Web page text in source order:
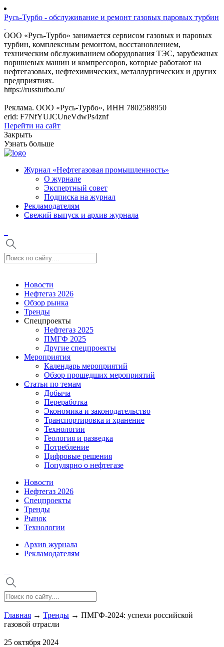
Русь-Турбо - обслуживание и ремонт газовых паровых турбин
ООО «Русь-Турбо» занимается сервисом газовых и паровых
турбин, комплексным ремонтом, восстановлением,
техническим обслуживанием оборудования ТЭС, зарубежных
поршневых машин и компрессоров, которые работают на
нефтегазовых, нефтехимических, металлургических и других
предприятиях.
https://russturbo.ru/
Реклама. ООО «Русь-Турбо», ИНН 7802588950
erid: F7NfYUJCUneVdwPs4znf
Перейти на сайт
Закрыть
Узнать больше
Журнал «Нефтегазовая промышленность»
О журнале
Экспертный совет
Подписка на журнал
Рекламодателям
Свежий выпуск и архив журнала
Новости
Нефтегаз 2026
Обзор рынка
Тренды
Спецпроекты
Нефтегаз 2025
ПМГФ 2025
Другие спецпроекты
Мероприятия
Календарь мероприятий
Обзор прошедших мероприятий
Статьи по темам
Добыча
Переработка
Экономика и законодательство
Транспортировка и хранение
Технологии
Геология и разведка
Потребление
Цифровые решения
Популярно о нефтегазе
Новости
Нефтегаз 2026
Спецпроекты
Тренды
Рынок
Технологии
Архив журнала
Рекламодателям
Главная → Тренды → ПМГФ-2024: успехи российской
газовой отрасли
25 октября 2024